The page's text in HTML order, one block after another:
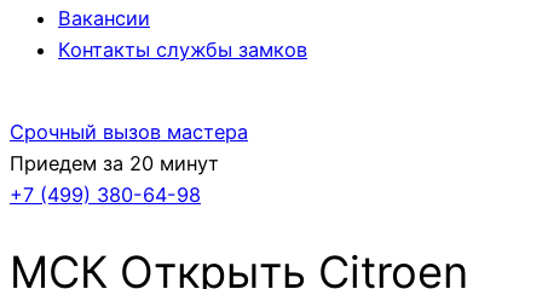
Вакансии
Контакты службы замков
Срочный вызов мастера
Приедем за 20 минут
+7 (499) 380-64-98
МСК Открыть Citroen